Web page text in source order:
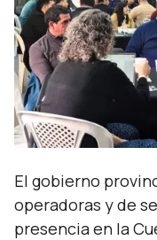
El gobierno
operadoras y de
presencia en la